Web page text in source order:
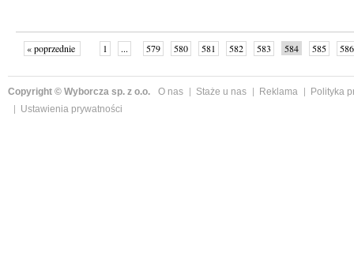
« poprzednie 1 ... 579 580 581 582 583 584 585
586
Copyright © Wyborcza sp. z o.o. O nas Staże u nas Reklama
Polityka
Ustawienia prywatności